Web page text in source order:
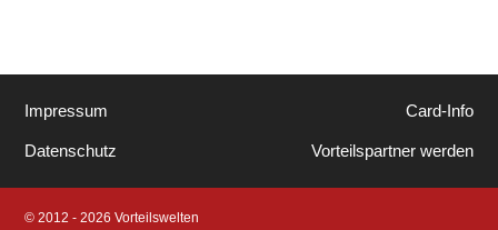
Impressum
Datenschutz
Card-Info
Vorteilspartner werden
© 2012 - 2026 Vorteilswelten